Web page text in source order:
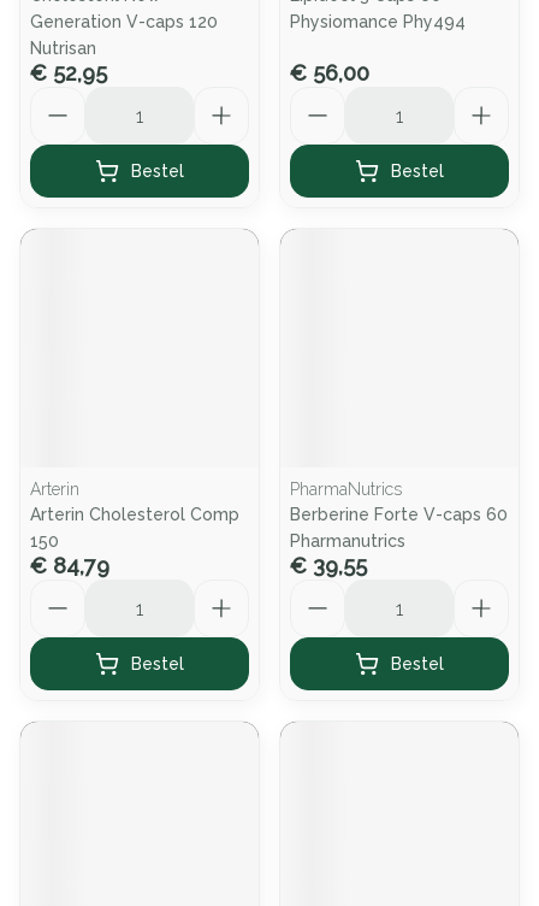
Generation V-caps 120
Nutrisan
€ 52,95
Bestel
Physiomance Phy494
€ 56,00
Bestel
Arterin
Arterin Cholesterol Comp
150
€ 84,79
Bestel
PharmaNutrics
Berberine Forte V-caps 60
Pharmanutrics
€ 39,55
Bestel